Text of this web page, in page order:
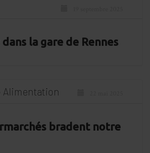
la gare de Rennes
Alimentation
bradent notre